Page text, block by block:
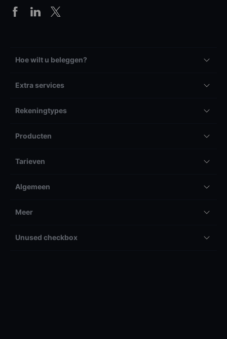
Hoe wilt u beleggen?
Extra services
Rekeningtypes
Producten
Tarieven
Algemeen
Meer
Unused checkbox